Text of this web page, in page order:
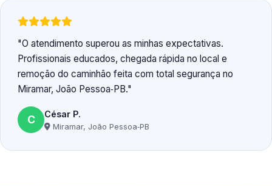
O atendimento superou as minhas expectativas.
Profissionais educados, chegada rápida no local e
remoção do caminhão feita com total segurança no
Miramar, João Pessoa‑PB.
C César P.
Miramar, João Pessoa‑PB